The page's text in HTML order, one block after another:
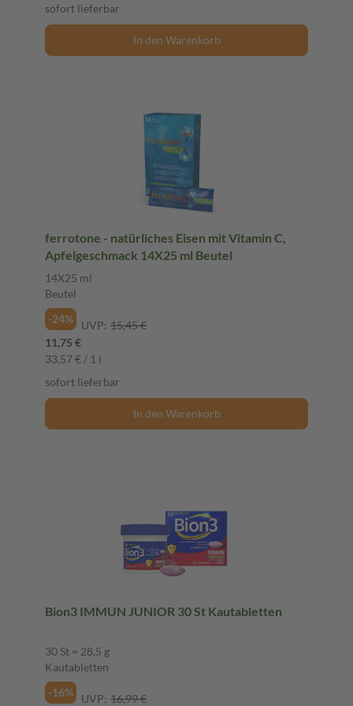
sofort lieferbar
In den Warenkorb
ferrotone - natürliches Eisen mit Vitamin C,
Apfelgeschmack 14X25 ml Beutel
14X25 ml
Beutel
-24%
UVP: 15,45 €
11,75 €
33,57 € / 1 l
sofort lieferbar
In den Warenkorb
Bion3 IMMUN JUNIOR 30 St Kautabletten
30 St = 28,5 g
Kautabletten
-16%
UVP: 16,99 €